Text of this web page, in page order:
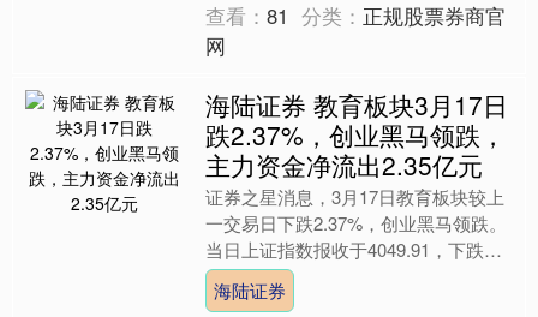
查看：81 分类： 正规股票券商官
网
海陆证券 教育板块3月17日
跌2.37%，创业黑马领跌，
主力资金净流出2.35亿元
证券之星消息，3月17日教育板块较上
一交易日下跌2.37%，创业黑马领跌。
当日上证指数报收于4049.91，下跌
0.85%。深证成指报收于14039.73，下
跌....
海陆证券